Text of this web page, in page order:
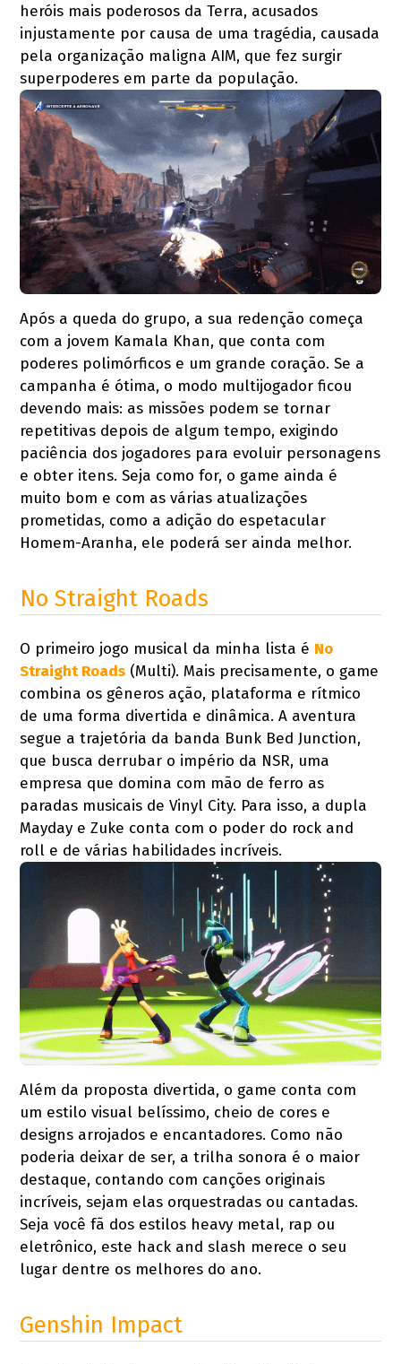
heróis mais poderosos da Terra, acusados
injustamente por causa de uma tragédia, causada
pela organização maligna AIM, que fez surgir
superpoderes em parte da população.
Após a queda do grupo, a sua redenção começa
com a jovem Kamala Khan, que conta com
poderes polimórficos e um grande coração. Se a
campanha é ótima, o modo multijogador ficou
devendo mais: as missões podem se tornar
repetitivas depois de algum tempo, exigindo
paciência dos jogadores para evoluir personagens
e obter itens. Seja como for, o game ainda é
muito bom e com as várias atualizações
prometidas, como a adição do espetacular
Homem-Aranha, ele poderá ser ainda melhor.
No Straight Roads
O primeiro jogo musical da minha lista é No
Straight Roads (Multi). Mais precisamente, o game
combina os gêneros ação, plataforma e rítmico
de uma forma divertida e dinâmica. A aventura
segue a trajetória da banda Bunk Bed Junction,
que busca derrubar o império da NSR, uma
empresa que domina com mão de ferro as
paradas musicais de Vinyl City. Para isso, a dupla
Mayday e Zuke conta com o poder do rock and
roll e de várias habilidades incríveis.
Além da proposta divertida, o game conta com
um estilo visual belíssimo, cheio de cores e
designs arrojados e encantadores. Como não
poderia deixar de ser, a trilha sonora é o maior
destaque, contando com canções originais
incríveis, sejam elas orquestradas ou cantadas.
Seja você fã dos estilos heavy metal, rap ou
eletrônico, este hack and slash merece o seu
lugar dentre os melhores do ano.
Genshin Impact